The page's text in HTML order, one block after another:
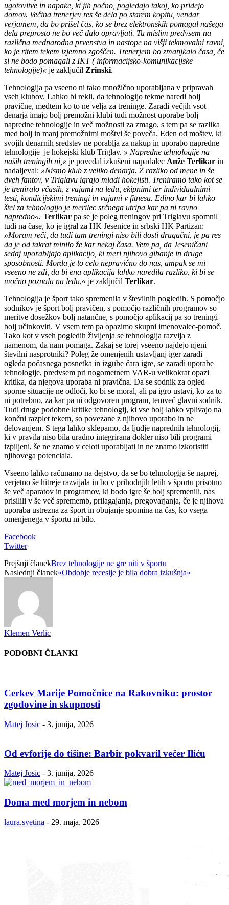
ugotovitve in napake, ki jih počno, pogledajo takoj, ko pridejo
domov. Večina trenerjev res še dela po starem kopitu, vendar
verjamem, da bo prišel čas, ko se brez elektronskih pomagal našega
dela preprosto ne bo več dalo opravljati. Tu mislim predvsem na
različna mednarodna prvenstva in nastope na višji tekmovalni ravni,
ko je ritem tekem izjemno zgoščen. Trenerjem bo zmanjkalo časa, če
si ne bodo pomagali z IKT ( informacijsko-komunikacijske
tehnologije)« je zaključil Zrinski.
Tehnologija pa vseeno ni tako množično uporabljana v pripravah
vseh klubov. Lahko bi rekli, da tehnologijo tekme naredi bolj
pravične, medtem ko to ne velja za treninge. Zaradi večjih vsot
denarja imajo bolj premožni klubi tudi možnost uporabe bolj
napredne tehnologije in več možnosti za zmago, s tem pa se razlika
med bolj in manj premožnimi moštvi še poveča. Eden od moštev, ki
svojih denarnih sredstev ne porablja za nakup in uporabo napredne
tehnologije je hokejski klub Triglav. » Napredne tehnologije na
naših treningih ni,« je povedal izkušeni napadalec Anže Terlikar in
nadaljeval: »Nismo klub z veliko denarja. Z razliko od mene in še
dveh fantov, v Triglavu igrajo mladi hokejisti. Treniramo tako kot se
je treniralo včasih, z vajami na ledu, ekipnimi ter individualnimi
testi, kondicijskimi treningi in vajami v fitnesu. Edino kar bi lahko
štel za tehnologijo je merilec srčnega utripa kar pa ni ravno
napredno«. Terlikar pa se je poleg treningov pri Triglavu spomnil
tudi na čase, ko je igral za HK Jesenice in srbski HK Partizan:
»Moram reči, da tudi tam treningi niso bili dosti drugačni, je pa res
da je od takrat minilo že kar nekaj časa. Vem pa, da Jeseničani
sedaj uporabljajo aplikacijo, ki meri njihovo gibanje in druge
sposobnosti. Morda je to celo nepravično do nas, ampak se mi
vseeno ne zdi, da bi ena aplikacija lahko naredila razliko, ki bi se
močno poznala na ledu,« je zaključil Terlikar.
Tehnologija je šport tako spremenila v številnih pogledih. S pomočjo
sodnikov je šport bolj pravičen, s pomočjo različnih programov so
meritve dosežkov bolj natančne, s pomočjo aplikacij pa so treningi
bolj učinkoviti. V vsem tem pa opazimo skupni imenovalec-pomoč.
Tako kot v vseh pogledih življenja se tehnologija razvija z
namenom, da nam pomaga. Zakaj se torej vseeno najdejo njeni
številni nasprotniki? Poleg že omenjenih ustavljanj iger zaradi
ogleda počasnega posnetka in izgube čara igre, se zaradi uporabe
tehnologije, predvsem pri nogometnem VAR-u velikokrat opazi
kritika, da njegova uporaba ni pravična. Da se sodnik za ogled
sporne situacije ne odloči, ko bi se moral, ali pa igro ustavi, ko za to
ni potrebno, za kar pa ni odgovoren program, temveč glavni sodnik.
Tudi druge podobne kritike tehnologij, ki vse bolj lahko vplivajo na
končni razplet tekem, so povezane z njihovo uporabo in ne
delovanjem. S tega lahko sklepamo, da ljudje naprednih tehnologij,
ki v pravila niso bila uradno integrirana dokler niso bili programi
izpiljeni, še ne znamo v celoti uporabljati in ne znamo izkoristiti
njihovega potenciala.
Vseeno lahko računamo na dejstvo, da se bo tehnologija še naprej,
verjetno še hitreje razvijala in bo v prihodnjih letih v športu prisotno
še več aparatov in programov, ki bodo igre še bolj spremenili, nas
prisilili v še več sprememb, prilagajanja, pregovarjanja, če je njihova
uporaba ustrezna za šport in obujanje spomina na čas, ko vsega
omenjenega v športu ni bilo.
Facebook
Twitter
Prejšnji članekBrez tehnologije ne gre niti v športu
Naslednji članek»Obdobje recesije je bila dobra izkušnja«
Klemen Verlic
PODOBNI ČLANKI
Cerkev Marije Pomočnice na Rakovniku: prostor
zgodovine in skupnosti
Matej Josic - 3. junija, 2026
Od evforije do tišine: Barbir pokvaril večer Iliću
Matej Josic - 3. junija, 2026
Doma med morjem in nebom
laura.svetina - 29. maja, 2026